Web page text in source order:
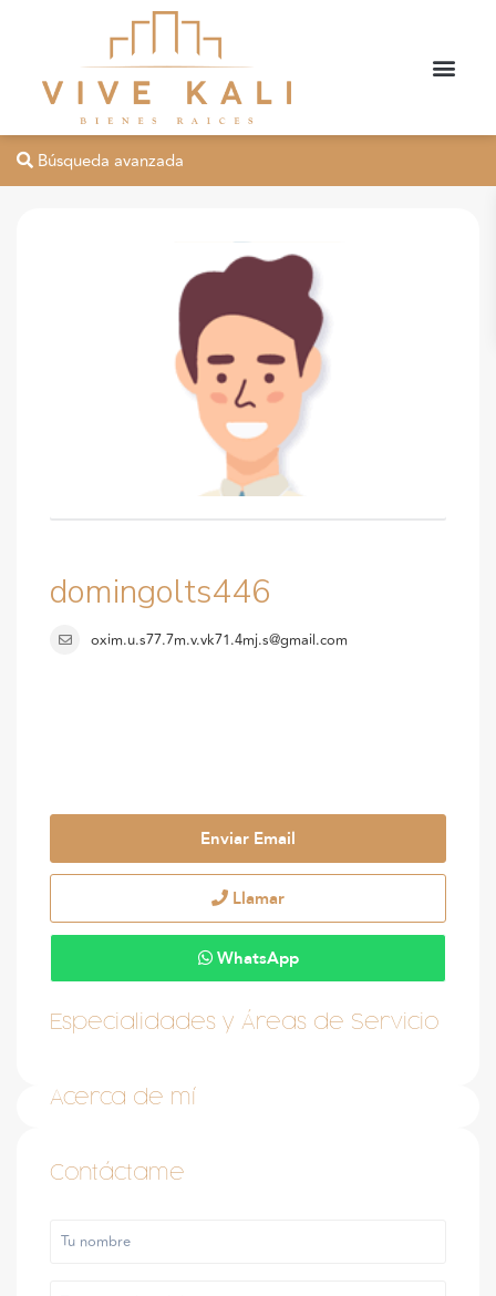
Búsqueda avanzada
domingolts446
oxim.u.s77.7m.v.vk71.4mj.s@gmail.com
Enviar Email
Llamar
WhatsApp
Especialidades y Áreas de Servicio
Acerca de mí
Contáctame